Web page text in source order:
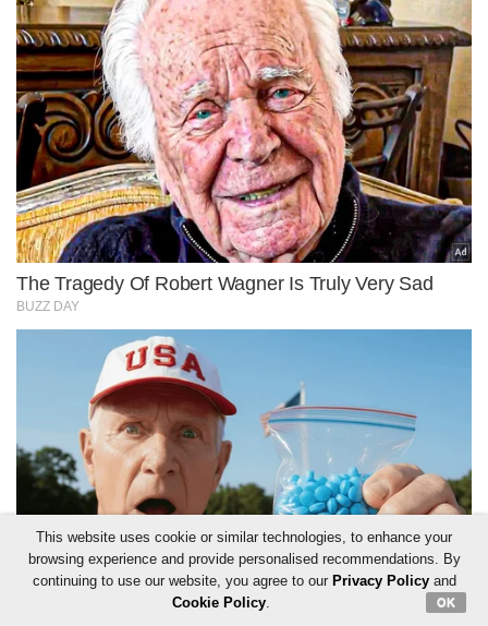
This website uses cookie or similar technologies, to enhance your
browsing experience and provide personalised recommendations. By
continuing to use our website, you agree to our Privacy Policyand
Cookie Policy. OK